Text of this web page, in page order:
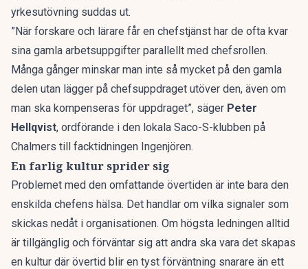
yrkesutövning suddas ut.
”När forskare och lärare får en chefstjänst har de ofta kvar
sina gamla arbetsuppgifter parallellt med chefsrollen.
Många gånger minskar man inte så mycket på den gamla
delen utan lägger på chefsuppdraget utöver den, även om
man ska kompenseras för uppdraget”, säger Peter
Hellqvist, ordförande i den lokala Saco-S-klubben på
Chalmers till facktidningen Ingenjören.
En farlig kultur sprider sig
Problemet med den omfattande övertiden är inte bara den
enskilda chefens hälsa. Det handlar om vilka signaler som
skickas nedåt i organisationen. Om högsta ledningen alltid
är tillgänglig och förväntar sig att andra ska vara det skapas
en kultur där övertid blir en tyst förväntning snarare än ett